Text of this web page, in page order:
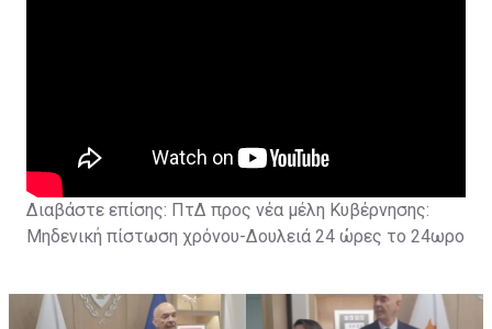
Διαβάστε επίσης: ΠτΔ προς νέα μέλη Κυβέρνησης:
Μηδενική πίστωση χρόνου-Δουλειά 24 ώρες το 24ωρο